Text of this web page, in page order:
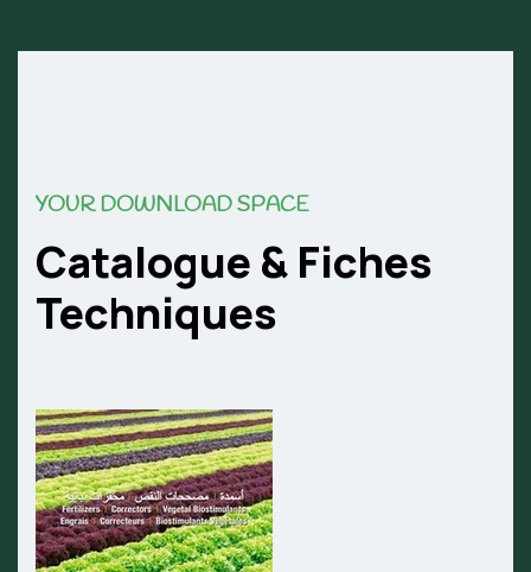
YOUR DOWNLOAD SPACE
Catalogue & Fiches
Techniques